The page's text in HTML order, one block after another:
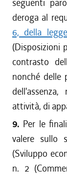
seguenti
deroga al
6, della
(Disposizioni
contrasto
nonché delle
attività, di
9. Per le
valere sullo
(Sviluppo
n. 2